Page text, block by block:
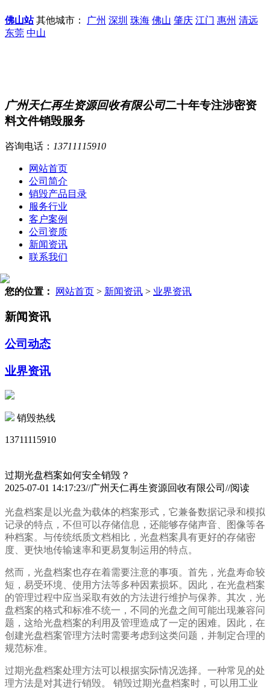
佛山站其他城市： 广州 深圳 珠海 佛山 肇庆 江门 惠州 清远
东莞 中山
广州天仁再生资源回收有限公司二十年专注涉密资
料文件销毁服务
咨询电话： 13711115910
网站首页
公司简介
销毁产品目录
服务行业
客户案例
公司资质
新闻资讯
联系我们
您的位置： 网站首页 > 新闻资讯 > 业界资讯
新闻资讯
公司动态
业界资讯
销毁热线
13711115910
过期光盘档案如何安全销毁？
2025-07-01 14:17:23//广州天仁再生资源回收有限公司//阅读
光盘档案是以光盘为载体的档案形式，它兼备数据记录和模拟
记录的特点，不但可以存储信息，还能够存储声音、图像等各
种档案。与传统纸质文档相比，光盘档案具有更好的存储密
度、更快地传输速率和更易复制运用的特点。
然而，光盘档案也存在着需要注意的事项。首先，光盘寿命较
短，易受环境、使用方法等多种因素损坏。因此，在光盘档案
的管理过程中应当采取有效的方法进行维护与保养。其次，光
盘档案的格式和标准不统一，不同的光盘之间可能出现兼容问
题，这给光盘档案的利用及管理造成了一定的困难。因此，在
创建光盘档案管理方法时需要考虑到这类问题，并制定合理的
规范标准。
过期光盘档案处理方法可以根据实际情况选择。一种常见的处
理方法是对其进行销毁。 销毁过期光盘档案时，可以用工业